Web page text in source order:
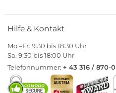
Hilfe & Kontakt
Mo.–Fr. 9:30 bis 18:30 Uhr
Sa. 9:30 bis 18:00 Uhr
Telefonnummer: + 43 316 / 870-0